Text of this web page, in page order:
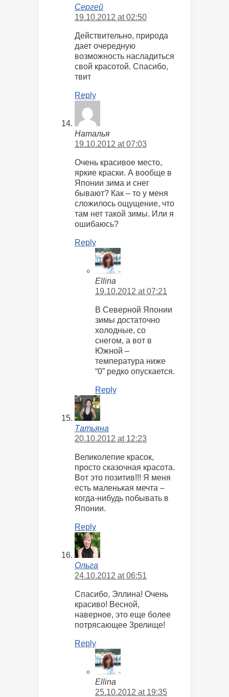
Сергей
19.10.2012 at 02:50
Действительно, природа
дает очередную
возможность насладиться
свой красотой. Спасибо,
твит
Reply
Наталья
19.10.2012 at 07:03
Очень красивое место,
яркие краски. А вообще в
Японии зима и снег
бывают? Как – то у меня
сложилось ощущение, что
там нет такой зимы. Или я
ошибаюсь?
Reply
Ellina
19.10.2012 at 07:21
В Северной Японии
зимы достаточно
холодные, со
снегом, а вот в
Южной –
температура ниже
“0” редко опускается.
Reply
Татьяна
20.10.2012 at 12:23
Великолепие красок,
просто сказочная красота.
Вот это позитив!!! Я меня
есть маленькая мечта –
когда-нибудь побывать в
Японии.
Reply
Ольга
24.10.2012 at 06:51
Спасибо, Эллина! Очень
красиво! Весной,
наверное, это еще более
потрясающее 3релище!
Reply
Ellina
25.10.2012 at 19:35